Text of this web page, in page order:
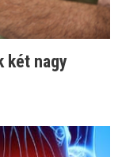
két nagy